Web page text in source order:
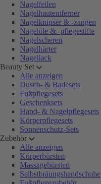
Nagelfeilen
Nagelhautentferner
Nagelknipser & -zangen
Nagelöle & -pflegestifte
Nagelscheren
Nagelhärter
Nagellack
Beauty Set
Alle anzeigen
Dusch- & Badesets
Fußpflegesets
Geschenksets
Hand- & Nagelpflegesets
Körperpflegesets
Sonnenschutz-Sets
Zubehör
Alle anzeigen
Körperbürsten
Massagebürsten
Selbstbräungshandschuhe